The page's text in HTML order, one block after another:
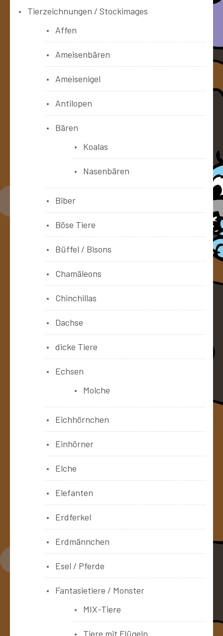
Tierzeichnungen / Stockimages
Affen
Ameisenbären
Ameisenigel
Antilopen
Bären
Koalas
Nasenbären
Biber
Böse Tiere
Büffel / Bisons
Chamäleons
Chinchillas
Dachse
dicke Tiere
Echsen
Molche
Eichhörnchen
Einhörner
Elche
Elefanten
Erdferkel
Erdmännchen
Esel / Pferde
Fantasietiere / Monster
MIX-Tiere
Tiere mit Flügeln